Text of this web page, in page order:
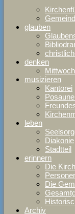
glauben
denken
musizieren
Kantorei
leben
Diakonie
Stadtteil
erinnern
Die
Die
Archiv